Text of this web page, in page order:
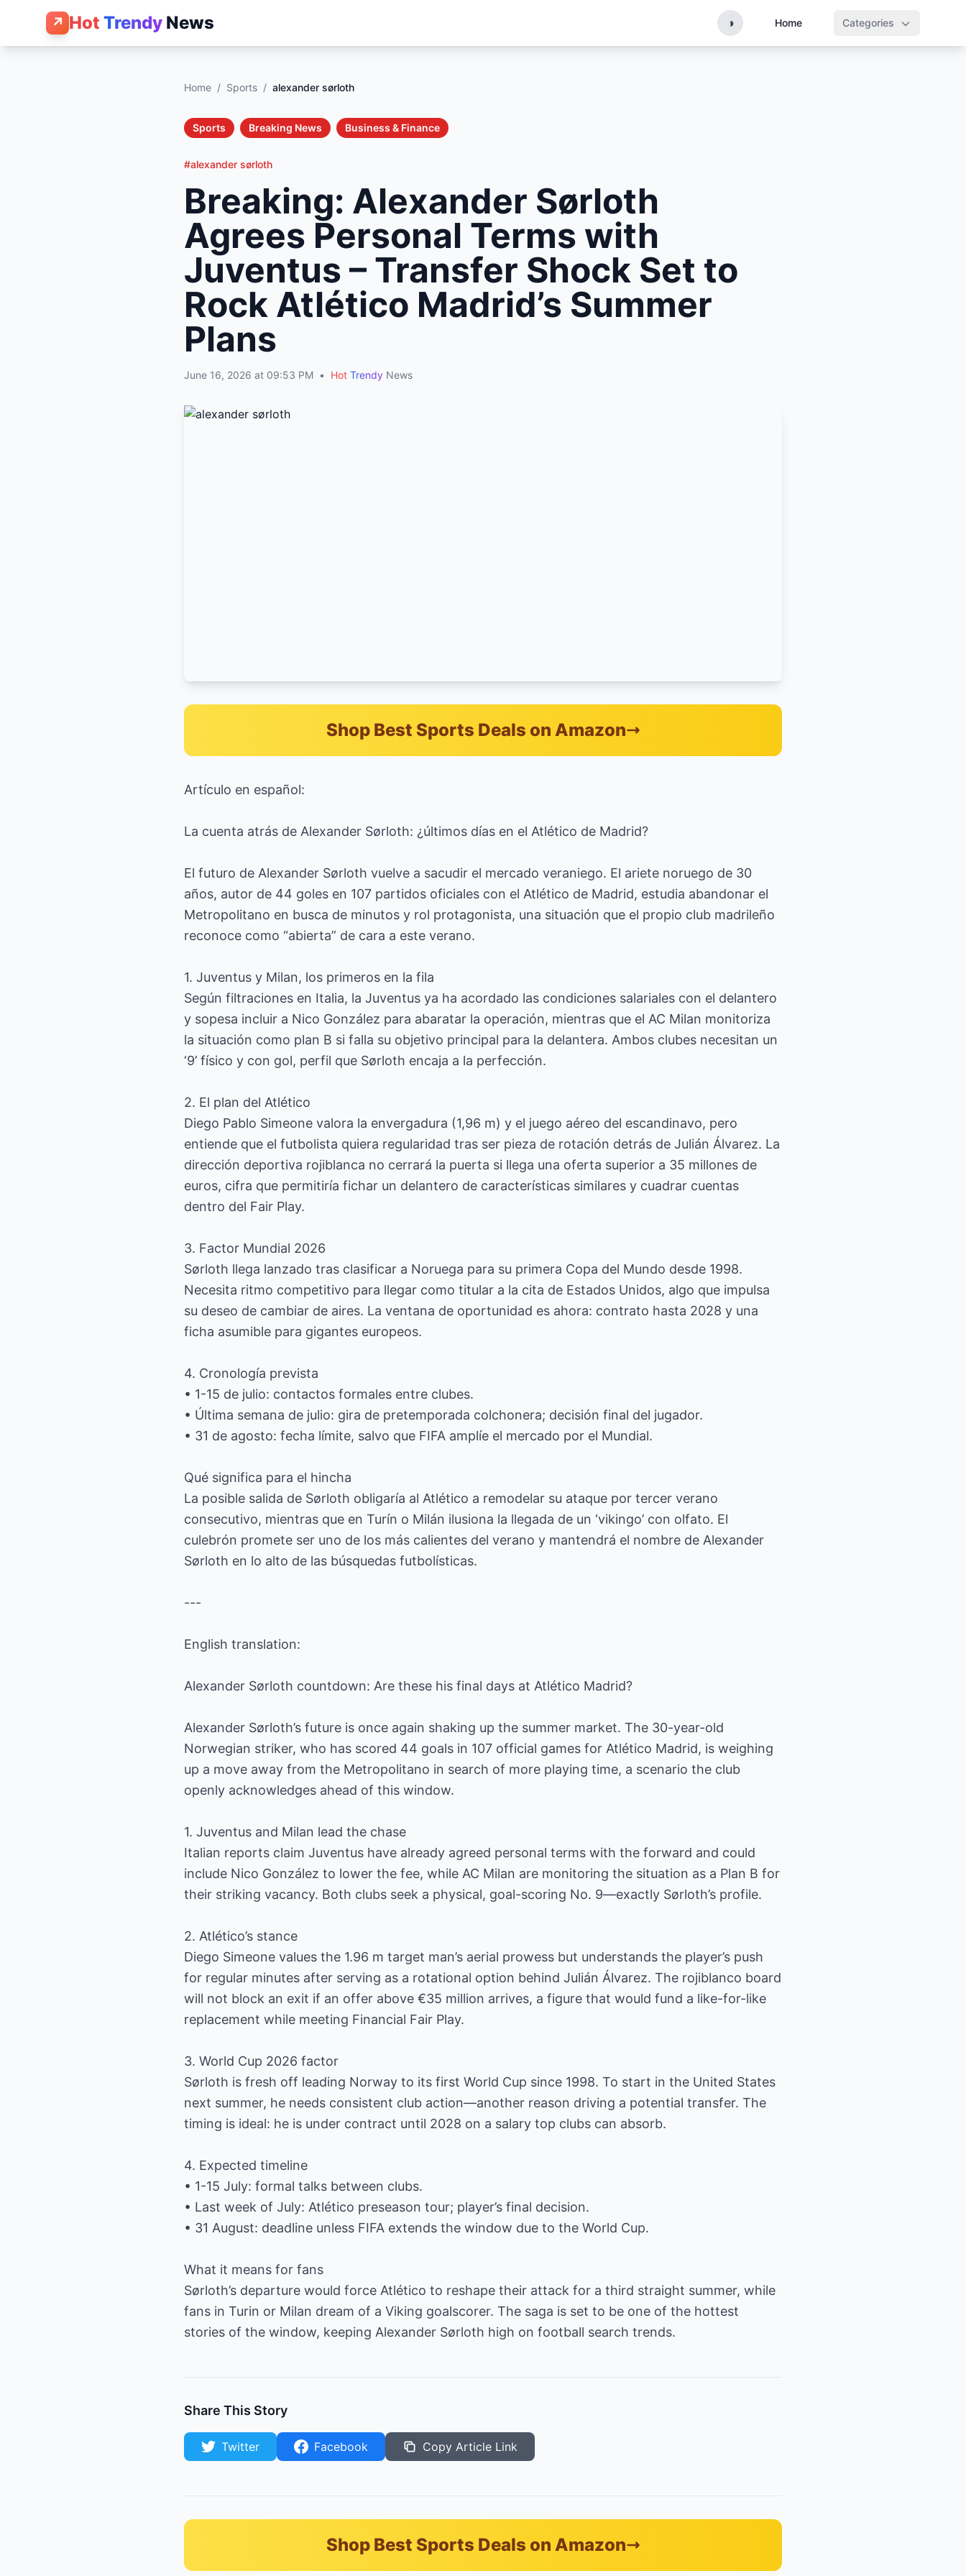
↗ Hot Trendy News ◑ Home Categories
Home / Sports / alexander sørloth
Sports Breaking News Business & Finance
#alexander sørloth
Breaking: Alexander Sørloth
Agrees Personal Terms with
Juventus – Transfer Shock Set to
Rock Atlético Madrid’s Summer
Plans
June 16, 2026 at 09:53 PM • Hot Trendy News
Shop Best Sports Deals on Amazon
Artículo en español:
La cuenta atrás de Alexander Sørloth: ¿últimos días en el Atlético de Madrid?
El futuro de Alexander Sørloth vuelve a sacudir el mercado veraniego. El ariete noruego de 30
años, autor de 44 goles en 107 partidos oficiales con el Atlético de Madrid, estudia abandonar el
Metropolitano en busca de minutos y rol protagonista, una situación que el propio club madrileño
reconoce como “abierta” de cara a este verano.
1. Juventus y Milan, los primeros en la fila
Según filtraciones en Italia, la Juventus ya ha acordado las condiciones salariales con el delantero
y sopesa incluir a Nico González para abaratar la operación, mientras que el AC Milan monitoriza
la situación como plan B si falla su objetivo principal para la delantera. Ambos clubes necesitan un
‘9’ físico y con gol, perfil que Sørloth encaja a la perfección.
2. El plan del Atlético
Diego Pablo Simeone valora la envergadura (1,96 m) y el juego aéreo del escandinavo, pero
entiende que el futbolista quiera regularidad tras ser pieza de rotación detrás de Julián Álvarez. La
dirección deportiva rojiblanca no cerrará la puerta si llega una oferta superior a 35 millones de
euros, cifra que permitiría fichar un delantero de características similares y cuadrar cuentas
dentro del Fair Play.
3. Factor Mundial 2026
Sørloth llega lanzado tras clasificar a Noruega para su primera Copa del Mundo desde 1998.
Necesita ritmo competitivo para llegar como titular a la cita de Estados Unidos, algo que impulsa
su deseo de cambiar de aires. La ventana de oportunidad es ahora: contrato hasta 2028 y una
ficha asumible para gigantes europeos.
4. Cronología prevista
• 1-15 de julio: contactos formales entre clubes.
• Última semana de julio: gira de pretemporada colchonera; decisión final del jugador.
• 31 de agosto: fecha límite, salvo que FIFA amplíe el mercado por el Mundial.
Qué significa para el hincha
La posible salida de Sørloth obligaría al Atlético a remodelar su ataque por tercer verano
consecutivo, mientras que en Turín o Milán ilusiona la llegada de un ‘vikingo’ con olfato. El
culebrón promete ser uno de los más calientes del verano y mantendrá el nombre de Alexander
Sørloth en lo alto de las búsquedas futbolísticas.
---
English translation:
Alexander Sørloth countdown: Are these his final days at Atlético Madrid?
Alexander Sørloth’s future is once again shaking up the summer market. The 30-year-old
Norwegian striker, who has scored 44 goals in 107 official games for Atlético Madrid, is weighing
up a move away from the Metropolitano in search of more playing time, a scenario the club
openly acknowledges ahead of this window.
1. Juventus and Milan lead the chase
Italian reports claim Juventus have already agreed personal terms with the forward and could
include Nico González to lower the fee, while AC Milan are monitoring the situation as a Plan B for
their striking vacancy. Both clubs seek a physical, goal-scoring No. 9—exactly Sørloth’s profile.
2. Atlético’s stance
Diego Simeone values the 1.96 m target man’s aerial prowess but understands the player’s push
for regular minutes after serving as a rotational option behind Julián Álvarez. The rojiblanco board
will not block an exit if an offer above €35 million arrives, a figure that would fund a like-for-like
replacement while meeting Financial Fair Play.
3. World Cup 2026 factor
Sørloth is fresh off leading Norway to its first World Cup since 1998. To start in the United States
next summer, he needs consistent club action—another reason driving a potential transfer. The
timing is ideal: he is under contract until 2028 on a salary top clubs can absorb.
4. Expected timeline
• 1-15 July: formal talks between clubs.
• Last week of July: Atlético preseason tour; player’s final decision.
• 31 August: deadline unless FIFA extends the window due to the World Cup.
What it means for fans
Sørloth’s departure would force Atlético to reshape their attack for a third straight summer, while
fans in Turin or Milan dream of a Viking goalscorer. The saga is set to be one of the hottest
stories of the window, keeping Alexander Sørloth high on football search trends.
Share This Story
Twitter Facebook Copy Article Link
Shop Best Sports Deals on Amazon